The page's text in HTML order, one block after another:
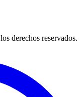
derechos reservados.